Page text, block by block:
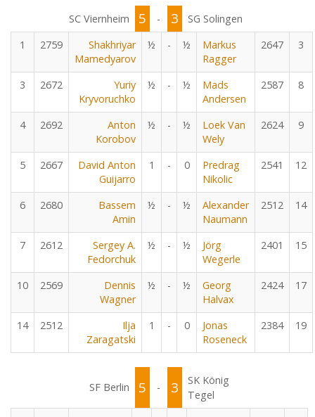
SC Viernheim 5 - 3
SG Solingen
1
2759
Shakhriyar
Mamedyarov
½ - ½
Markus
Ragger
2647 3
3 2672
Yuriy
Kryvoruchko
½ - ½
Mads
Andersen
2587 8
4 2692
Anton
Korobov
½ - ½
Loek Van
Wely
2624 9
5 2667
David Anton
Guijarro
1 - 0
Predrag
Nikolic
2541 12
6 2680
Bassem
Amin
½ - ½
Alexander
Naumann
2512 14
7 2612
Sergey A.
Fedorchuk
½ - ½
Jörg
Wegerle
2401 15
10 2569
Dennis
Wagner
½ - ½
Georg
Halvax
2424 17
14 2512
Ilja
Zaragatski
1 - 0
Jonas
Roseneck
2384 19
SF Berlin 5 - 3
SK König
Tegel